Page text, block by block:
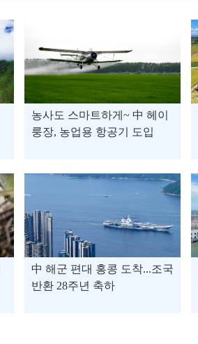
농사도 스마트하게~ 中 헤이
룽장, 농업용 항공기 도입
中 해군 편대 홍콩 도착...조국
반환 28주년 축하